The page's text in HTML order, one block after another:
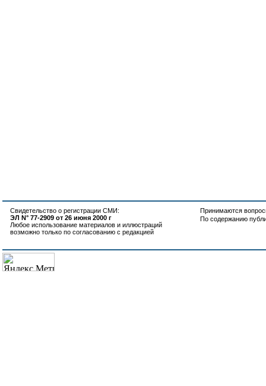
Свидетельство о регистрации СМИ:
ЭЛ N° 77-2909 от 26 июня 2000 г
Любое использование материалов и иллюстраций
возможно только по согласованию с редакцией
Принимаются
По содержанию